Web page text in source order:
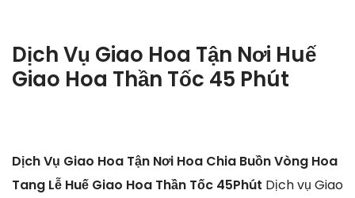
Dịch Vụ Giao Hoa Tận Nơi Huế
Giao Hoa Thần Tốc 45 Phút
Dịch Vụ Giao Hoa Tận Nơi Hoa Chia Buồn Vòng Hoa
Tang Lễ Huế Giao Hoa Thần Tốc 45Phút Dịch vụ Giao